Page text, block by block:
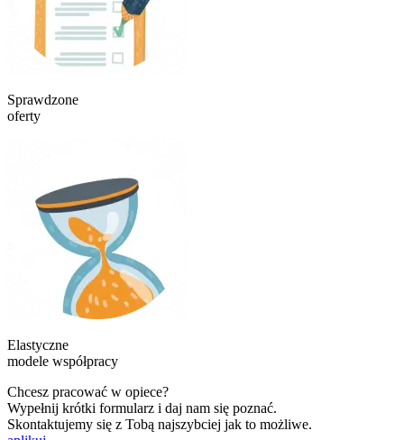
Sprawdzone
oferty
Elastyczne
modele współpracy
Chcesz pracować w opiece?
Wypełnij krótki formularz i daj nam się poznać.
Skontaktujemy się z Tobą najszybciej jak to możliwe.